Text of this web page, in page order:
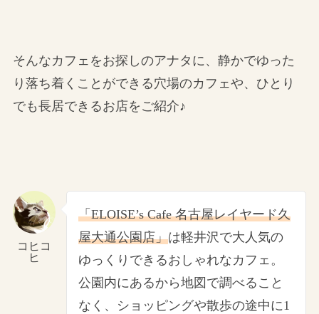
そんなカフェをお探しのアナタに、静かでゆった
り落ち着くことができる穴場のカフェや、ひとり
でも長居できるお店をご紹介♪
コヒコ
ヒ
「ELOISE’s Cafe 名古屋レイヤード久
屋大通公園店」は軽井沢で大人気の
ゆっくりできるおしゃれなカフェ。
公園内にあるから地図で調べること
なく、ショッピングや散歩の途中に1